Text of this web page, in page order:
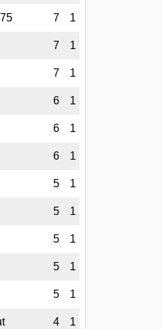
7 1
7 1
7 1
6 1
6 1
6 1
5 1
5 1
5 1
5 1
5 1
4 1